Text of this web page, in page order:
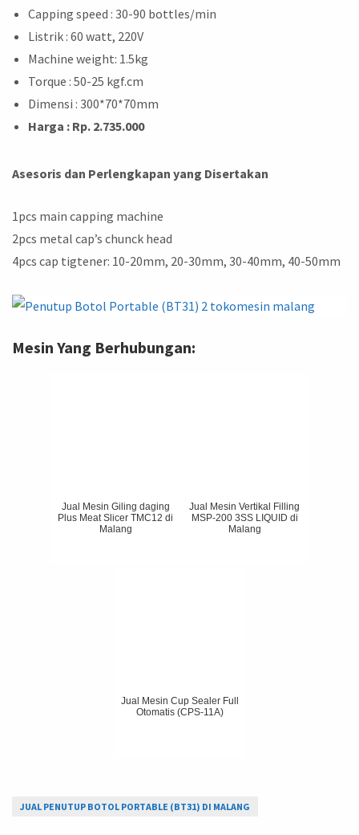
Capping speed : 30-90 bottles/min
Listrik : 60 watt, 220V
Machine weight: 1.5kg
Torque : 50-25 kgf.cm
Dimensi : 300*70*70mm
Harga : Rp. 2.735.000
Asesoris dan Perlengkapan yang Disertakan
1pcs main capping machine
2pcs metal cap’s chunck head
4pcs cap tigtener: 10-20mm, 20-30mm, 30-40mm, 40-50mm
Mesin Yang Berhubungan:
Jual Mesin Giling daging
Plus Meat Slicer TMC12 di
Malang
Jual Mesin Vertikal Filling
MSP-200 3SS LIQUID di
Malang
Jual Mesin Cup Sealer Full
Otomatis (CPS-11A)
JUAL PENUTUP BOTOL PORTABLE (BT31) DI MALANG